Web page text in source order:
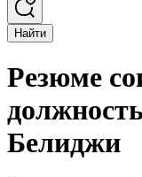
Найти
Резюме
Белиджи